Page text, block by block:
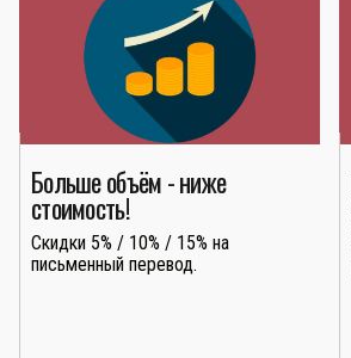
Больше объём - ниже
стоимость!
Скидки 5% / 10% / 15% на
письменный перевод.